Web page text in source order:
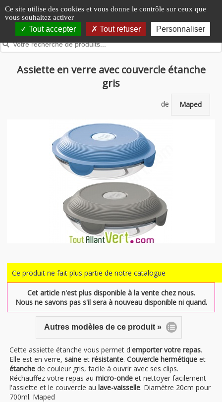
Panneau de gestion des cookies
Ce site utilise des cookies et vous donne le contrôle sur ceux que
vous souhaitez activer
Tout accepter Tout refuser Personnaliser
Assiette en verre avec couvercle étanche
gris
de Maped
Ce produit ne fait plus partie de notre catalogue
Cet article n'est plus disponible à la vente chez nous.
Nous ne savons pas s'il sera à nouveau disponible ni quand.
Autres modèles de ce produit »
Cette assiette étanche vous permet d'emporter votre repas.
Elle est en verre, saine et résistante. Couvercle hermétique et
étanche de couleur gris, facile à ouvrir avec ses clips.
Réchauffez votre repas au micro-onde et nettoyer facilement
l'assiette et le couvercle au lave-vaisselle. Diamètre 20cm pour
700ml. Maped